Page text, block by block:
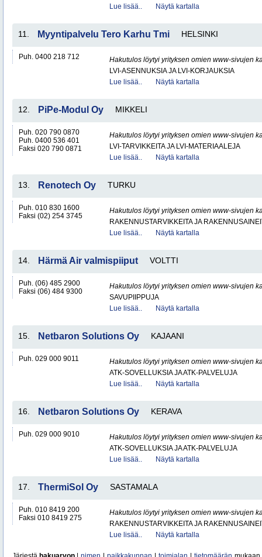
Lue lisää..
Näytä kartalla
11. Myyntipalvelu Tero Karhu Tmi HELSINKI
Puh. 0400 218 712
Hakutulos löytyi yrityksen omien www-sivujen
LVI-ASENNUKSIA JA LVI-KORJAUKSIA
Lue lisää..
Näytä kartalla
12. PiPe-Modul Oy MIKKELI
Puh. 020 790 0870
Puh. 0400 536 401
Faksi 020 790 0871
Hakutulos löytyi yrityksen omien www-sivujen
LVI-TARVIKKEITA JA LVI-MATERIAALEJA
Lue lisää..
Näytä kartalla
13. Renotech Oy TURKU
Puh. 010 830 1600
Faksi (02) 254 3745
Hakutulos löytyi yrityksen omien www-sivujen
RAKENNUSTARVIKKEITA JA
Lue lisää..
Näytä kartalla
14. Härmä Air valmispiiput VOLTTI
Puh. (06) 485 2900
Faksi (06) 484 9300
Hakutulos löytyi yrityksen omien www-sivujen
SAVUPIIPPUJA
Lue lisää..
Näytä kartalla
15. Netbaron Solutions Oy KAJAANI
Puh. 029 000 9011
Hakutulos löytyi yrityksen omien www-sivujen
ATK-SOVELLUKSIA JA ATK-PALVELUJA
Lue lisää..
Näytä kartalla
16. Netbaron Solutions Oy KERAVA
Puh. 029 000 9010
Hakutulos löytyi yrityksen omien www-sivujen
ATK-SOVELLUKSIA JA ATK-PALVELUJA
Lue lisää..
Näytä kartalla
17. ThermiSol Oy SASTAMALA
Puh. 010 8419 200
Faksi 010 8419 275
Hakutulos löytyi yrityksen omien www-sivujen
RAKENNUSTARVIKKEITA JA
Lue lisää..
Näytä kartalla